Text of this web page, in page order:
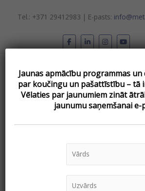
Tel.: +371 29412983 | E-pasts:
« Visi Pasākumi
Somatiskā pieeja
(Embodiment
Septembris 23 @ 18:00-
Jaunas apmācību programmas
par koučingu un pašattīstību – tā
Vēlаties par jaunumiem zināt
jaunumu saņemšanai e-